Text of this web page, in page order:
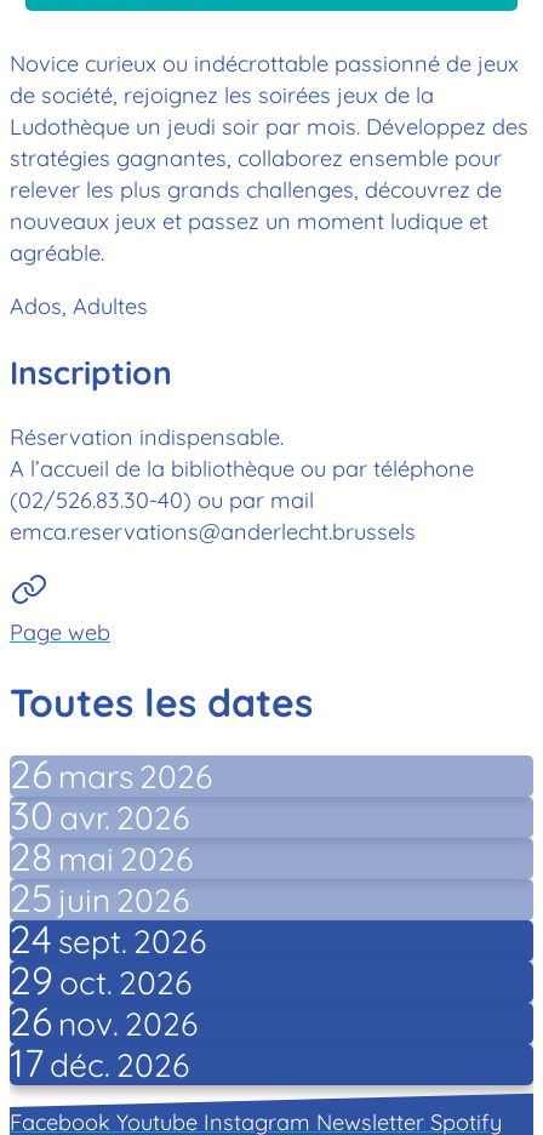
Novice curieux ou indécrottable passionné de jeux
de société, rejoignez les soirées jeux de la
Ludothèque un jeudi soir par mois. Développez des
stratégies gagnantes, collaborez ensemble pour
relever les plus grands challenges, découvrez de
nouveaux jeux et passez un moment ludique et
agréable.
Ados, Adultes
Inscription
Réservation indispensable.
A l’accueil de la bibliothèque ou par téléphone
(02/526.83.30-40) ou par mail
emca.reservations@anderlecht.brussels
Page web
Toutes les dates
26 mars 2026
30 avr. 2026
28 mai 2026
25 juin 2026
24 sept. 2026
29 oct. 2026
26 nov. 2026
17déc. 2026
Facebook Youtube Instagram Newsletter Spotify